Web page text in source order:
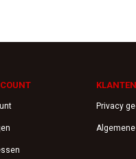
Privacy